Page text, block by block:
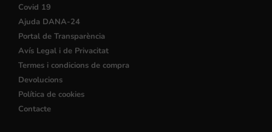
Covid 19
Ajuda DANA-24
Portal de Transparència
Avís Legal i de Privacitat
Termes i condicions de compra
Devolucions
Política de cookies
Contacte